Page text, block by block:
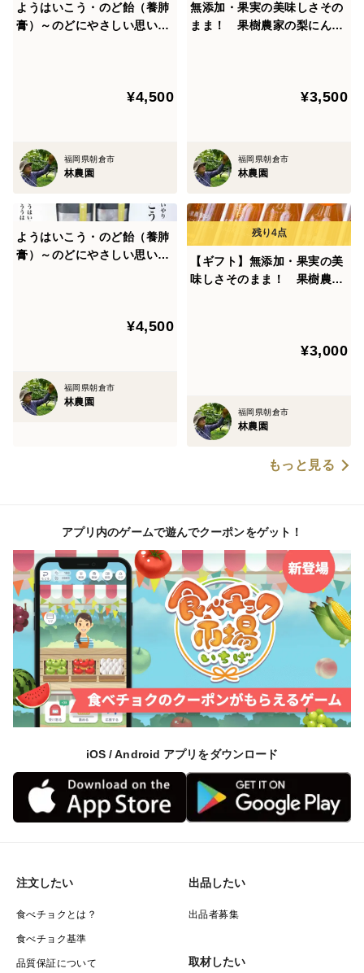
ようはいこう・のど飴（養肺
膏）～のどにやさしい思いや
¥4,500
福岡県朝倉市
林農園
無添加・果実の美味しさその
まま！ 果樹農家の梨にんじ
¥3,500
福岡県朝倉市
林農園
ようはいこう・のど飴（養肺
膏）～のどにやさしい思いや
¥4,500
福岡県朝倉市
林農園
【ギフト】無添加・果実の美
味しさそのまま！ 果樹農家
¥3,000
福岡県朝倉市
林農園
もっと見る
アプリ内のゲームで遊んでクーポンをゲット！
iOS / Android アプリをダウンロード
注文したい
食べチョクとは？
食べチョク基準
品質保証について
出品したい
出品者募集
取材したい